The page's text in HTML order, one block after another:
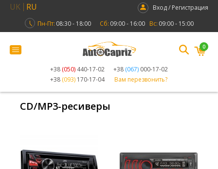
UK RU
Вход / Регистрация
Пн-Пт: 08:30 - 18:00 Сб: 09:00 - 16:00 Вс: 09:00 - 15:00
+38 (050) 440-17-02 +38 (067) 000-17-02
+38 (093) 170-17-04 Вам перезвонить?
0
CD/MP3-ресиверы